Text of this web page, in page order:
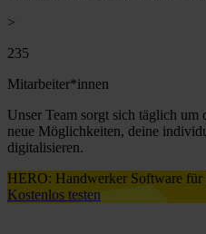
>
240
Mitarbeiter*innen
Unser Team sorgt sich täglich
neue Möglichkeiten, deine
digitalisieren.
HERO: Handwerker Software für
Kostenlos testen